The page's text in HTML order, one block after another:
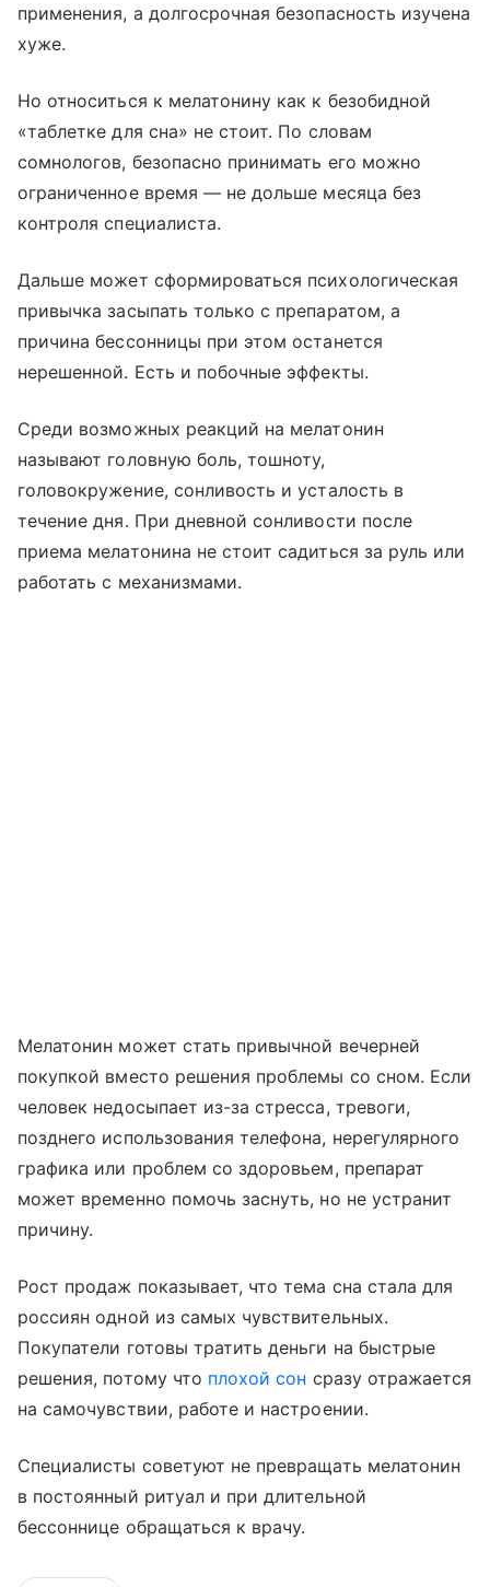
применения, а долгосрочная безопасность изучена
хуже.
Но относиться к мелатонину как к безобидной
«таблетке для сна» не стоит. По словам
сомнологов, безопасно принимать его можно
ограниченное время — не дольше месяца без
контроля специалиста.
Дальше может сформироваться психологическая
привычка засыпать только с препаратом, а
причина бессонницы при этом останется
нерешенной. Есть и побочные эффекты.
Среди возможных реакций на мелатонин
называют головную боль, тошноту,
головокружение, сонливость и усталость в
течение дня. При дневной сонливости после
приема мелатонина не стоит садиться за руль или
работать с механизмами.
Мелатонин может стать привычной вечерней
покупкой вместо решения проблемы со сном. Если
человек недосыпает из-за стресса, тревоги,
позднего использования телефона, нерегулярного
графика или проблем со здоровьем, препарат
может временно помочь заснуть, но не устранит
причину.
Рост продаж показывает, что тема сна стала для
россиян одной из самых чувствительных.
Покупатели готовы тратить деньги на быстрые
решения, потому что плохой сон сразу отражается
на самочувствии, работе и настроении.
Специалисты советуют не превращать мелатонин
в постоянный ритуал и при длительной
бессоннице обращаться к врачу.